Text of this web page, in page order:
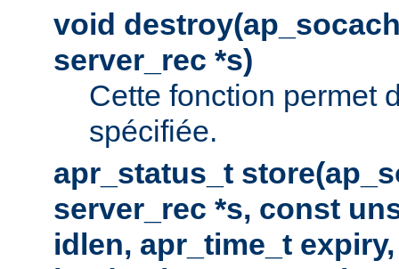
void
server_rec *s)
Cette fonction permet
spécifiée.
apr_status_t
server_rec *s, const
idlen, apr_time_t